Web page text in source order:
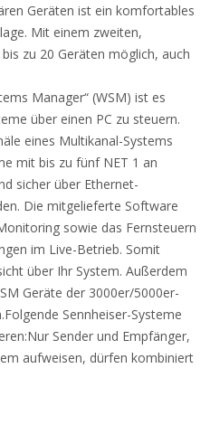
Geräten ist ein komfortables
Mit einem zweiten,
zu 20 Geräten möglich, auch
Manager“ (WSM) ist es
über einen PC zu steuern.
eines Multikanal-Systems
mit bis zu fünf NET 1 an
sicher über Ethernet-
Die mitgelieferte Software
sowie das Fernsteuern
im Live-Betrieb. Somit
über Ihr System. Außerdem
Geräte der 3000er/5000er-
Sennheiser-Systeme
Sender und Empfänger,
aufweisen, dürfen kombiniert